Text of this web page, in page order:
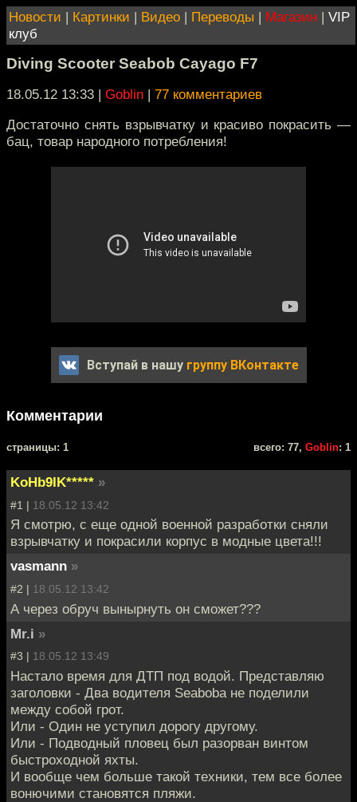
Новости | Картинки | Видео | Переводы | Магазин | VIP
клуб
Diving Scooter Seabob Cayago F7
18.05.12 13:33 | Goblin | 77 комментариев
Достаточно снять взрывчатку и красиво покрасить —
бац, товар народного потребления!
Вступай в нашу группу ВКонтакте
Комментарии
cтраницы: 1 всего: 77, Goblin: 1
KoHb9IK***** »
#1 | 18.05.12 13:42
Я смотрю, с еще одной военной разработки сняли
взрывчатку и покрасили корпус в модные цвета!!!
vasmann »
#2 | 18.05.12 13:42
А через обруч вынырнуть он сможет???
Mr.i »
#3 | 18.05.12 13:49
Настало время для ДТП под водой. Представляю
заголовки - Два водителя Seaboba не поделили
между собой грот.
Или - Один не уступил дорогу другому.
Или - Подводный пловец был разорван винтом
быстроходной яхты.
И вообще чем больше такой техники, тем все более
вонючими становятся пляжи.